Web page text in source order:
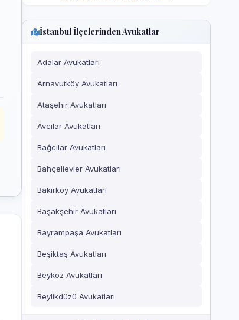
İstanbul İlçelerinden Avukatlar
Adalar Avukatları
Arnavutköy Avukatları
Ataşehir Avukatları
Avcılar Avukatları
Bağcılar Avukatları
Bahçelievler Avukatları
Bakırköy Avukatları
Başakşehir Avukatları
Bayrampaşa Avukatları
Beşiktaş Avukatları
Beykoz Avukatları
Beylikdüzü Avukatları